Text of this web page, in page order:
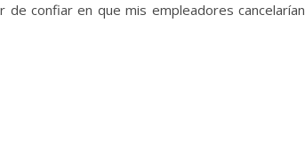
confiar en que mis empleadores cancelarían